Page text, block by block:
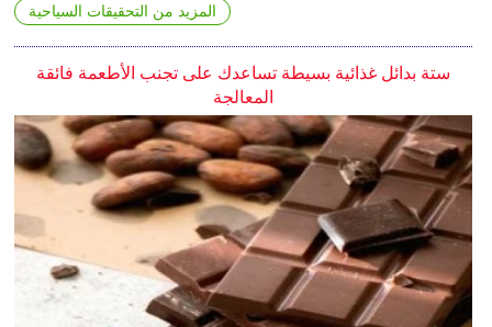
المزيد من التحقيقات السياحية
ستة بدائل غذائية بسيطة تساعدك على تجنب الأطعمة فائقة
المعالجة